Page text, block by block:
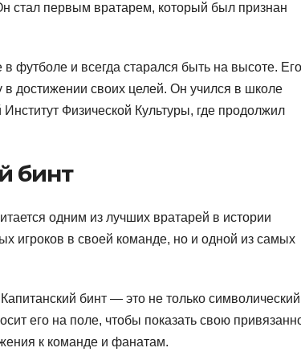
стал первым вратарем, который был признан
футболе и всегда старался быть на высоте. Его
достижении своих целей. Он учился в школе
Физической Культуры, где продолжил
бинт
одним из лучших вратарей в истории
игроков в своей команде, но и одной из самых
бинт — это не только символический
его на поле, чтобы показать свою
к команде и фанатам.